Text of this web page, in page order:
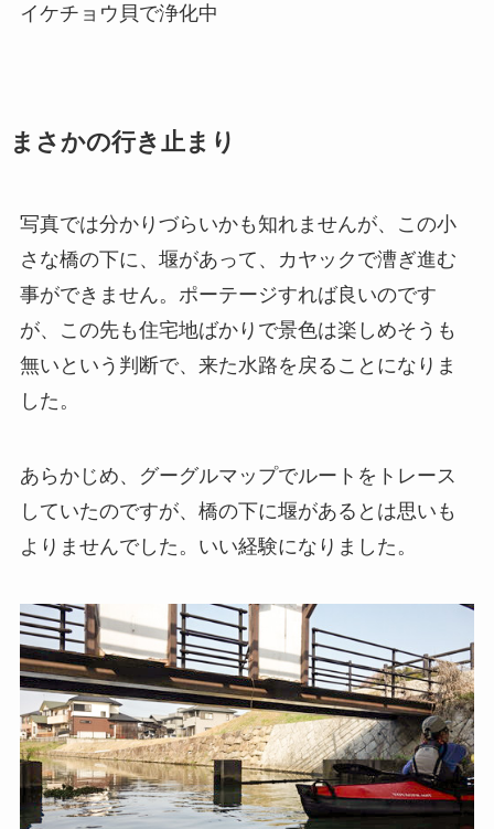
イケチョウ貝で浄化中
まさかの行き止まり
写真では分かりづらいかも知れませんが、この小
さな橋の下に、堰があって、カヤックで漕ぎ進む
事ができません。ポーテージすれば良いのです
が、この先も住宅地ばかりで景色は楽しめそうも
無いという判断で、来た水路を戻ることになりま
した。
あらかじめ、グーグルマップでルートをトレース
していたのですが、橋の下に堰があるとは思いも
よりませんでした。いい経験になりました。